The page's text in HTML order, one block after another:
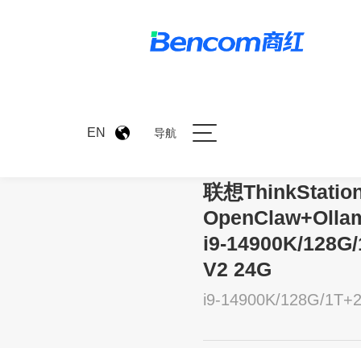
EN 导航
联想
i9-14900K/
V2 24G
i9-14900K/128G/